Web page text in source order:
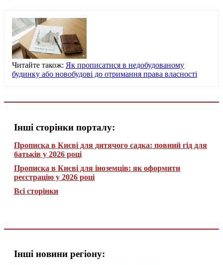
Читайте також: Як прописатися в недобудованому
будинку або новобудові до отримання права власності
Інші сторінки порталу:
Прописка в Києві для дитячого садка: повний гід для
батьків у 2026 році
Прописка в Києві для іноземців: як оформити
реєстрацію у 2026 році
Всі сторінки
Інші новини регіону: